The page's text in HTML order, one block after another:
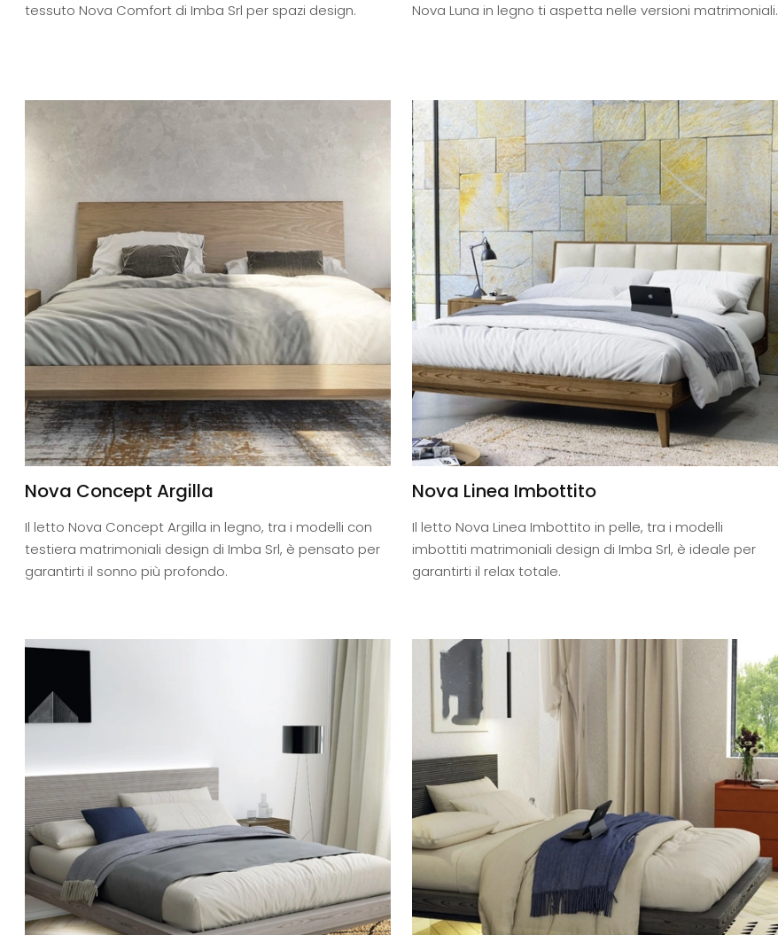
tessuto Nova Comfort di Imba Srl per spazi design.
Nova Luna in legno ti aspetta nelle versioni matrimoniali.
Nova Concept Argilla
Il letto Nova Concept Argilla in legno, tra i modelli con
testiera matrimoniali design di Imba Srl, è pensato per
garantirti il sonno più profondo.
Nova Linea Imbottito
Il letto Nova Linea Imbottito in pelle, tra i modelli
imbottiti matrimoniali design di Imba Srl, è ideale per
garantirti il relax totale.